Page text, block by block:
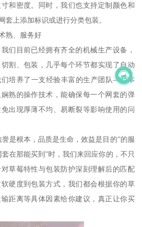
和密度。同时，我们也支持定制颜色和
套上添加标识或进行分类包装。
熟、服务好
们目前已经拥有齐全的机械生产设备，
割、包装，几乎每个环节都实现了自动
们培养了一支经验丰富的生产团队——本
熟的操作技术，能确保每一个网套的弹
出现厚薄不均、易断裂等影响使用的问
是根本，品质是生命，效益是目的”的服
在那能买到”时，我们来回应你的，不只
草莓特性与包装防护深刻理解后的匹配
硬度到包装方式，我们都会根据你的草
距离等具体因素给你建议，真正让你买